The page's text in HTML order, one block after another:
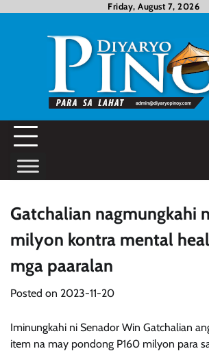
Friday, August 7, 2026
Gatchalian nagmungkahi
milyon kontra mental
mga paaralan
Posted on 2023-11-20
Iminungkahi ni Senador Win Gatchalian
item na may pondong P160 milyon para